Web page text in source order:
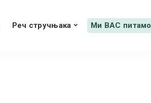
Реч стручњака Ми ВАС питамо